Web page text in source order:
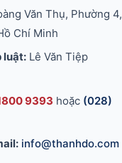
Văn Thụ, Phường 4,
Chí Minh
luật: Lê Văn Tiệp
9393 hoặc (028)
info@thanhdo.com